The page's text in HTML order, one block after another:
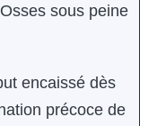
sous peine
encaissé dès
précoce de